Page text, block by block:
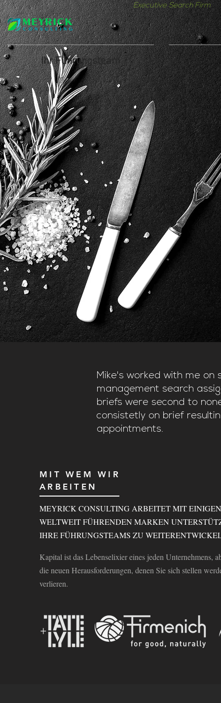
TheExecutive Search Firm
Ihr Führungsteam
Mike's worked with me
management search
briefs were second to
consistetly on brief
appointments.
MIT WEM WIR
ARBEITEN
MEYRICK CONSULTING ARBEITET MIT
WELTWEIT FÜHRENDEN MARKEN
IHRE FÜHRUNGSTEAMS ZU
Kapital ist das Lebenselixier eines jeden Unternehmens,
die neuen Herausforderungen, denen Sie sich stellen
verlieren.